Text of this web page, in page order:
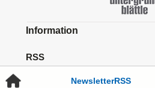
NewsletterRSS
Information
RSS